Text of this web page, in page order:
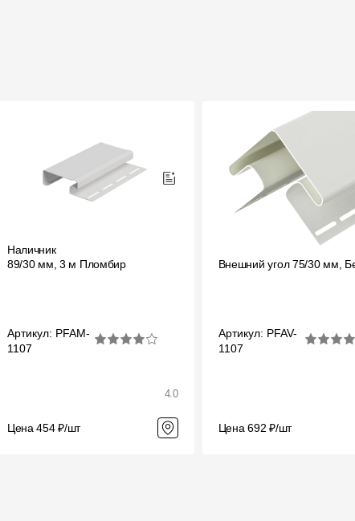
Наличник
89/30 мм, 3 м Пломбир
Артикул: PFAM-
1107
4.0
Цена 454 ₽/шт
Внешний угол 75/30 мм,
Артикул: PFAV-
1107
Цена 692 ₽/шт